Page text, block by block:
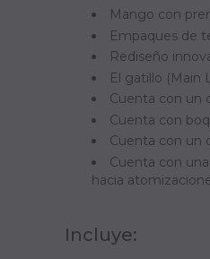
Mango con
Empaques de
Rediseño
El gatillo (Main
Cuenta con un
Cuenta con
Cuenta con un
Cuenta con
hacia
Incluye: